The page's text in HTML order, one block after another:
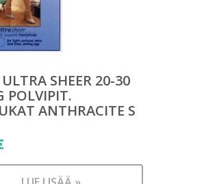
ULTRA SHEER 20-30
POLVIPIT.
ANTHRACITE S